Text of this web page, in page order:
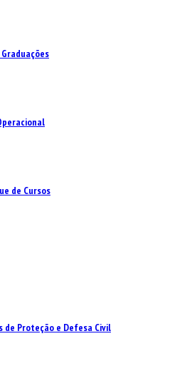
de Cursos
de Proteção e Defesa Civil